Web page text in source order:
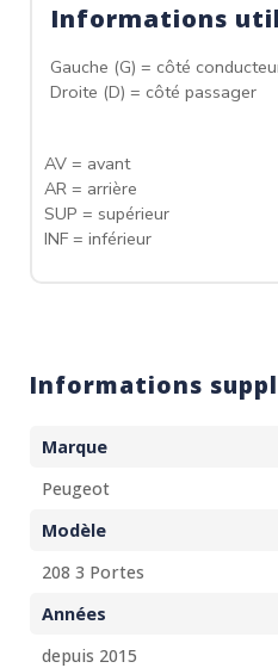
Informations
Gauche (G) = côté
Droite (D) = côté passager
AV = avant
AR = arrière
SUP = supérieur
INF = inférieur
Informations
Marque
Peugeot
Modèle
208 3 Portes
Années
depuis 2015